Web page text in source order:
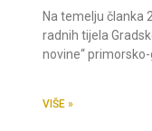
Na temelju članka
radnih tijela
novine“
VIŠE »